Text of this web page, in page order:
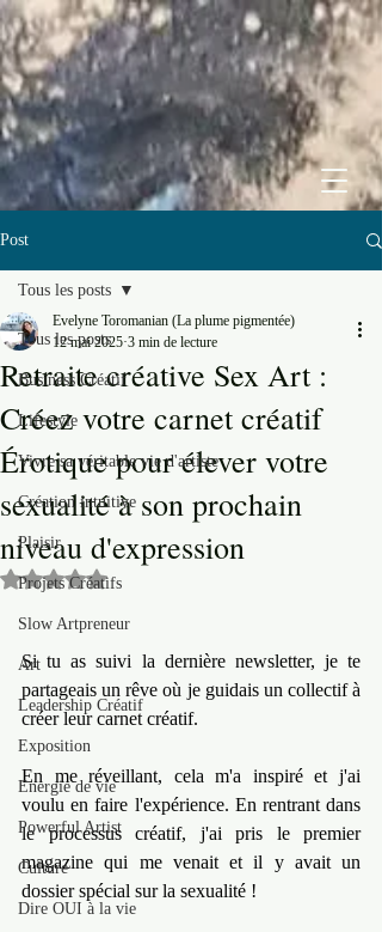
Post
Tous les posts
Business Créatif
Lifestyle
Vivre sa véritable vie d'artiste
Création intuitive
Plaisir
Projets Créatifs
Slow Artpreneur
Art
Leadership Créatif
Exposition
Energie de vie
Powerful Artist
Culture
Dire OUI à la vie
Tous les posts
Retraite créative Sex Art :
Créez votre carnet créatif
Érotique pour élever votre
sexualité à son prochain
niveau d'expression
Evelyne Toromanian (La plume pigmentée)
12 mai 2025 3 min de lecture
Noté NaN étoiles sur 5.
Si tu as suivi la dernière newsletter, je te
partageais un rêve où je guidais un collectif à
créer leur carnet créatif.
En me réveillant, cela m'a inspiré et j'ai
voulu en faire l'expérience. En rentrant dans
le processus créatif, j'ai pris le premier
magazine qui me venait et il y avait un
dossier spécial sur la sexualité !